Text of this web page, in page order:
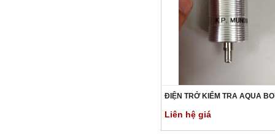
ĐIỆN TRỞ KIỂM TRA AQUA
Liên hệ giá